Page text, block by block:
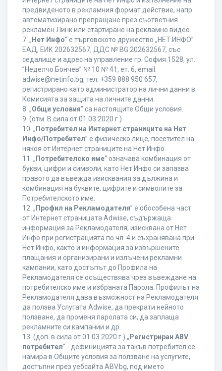
предвиденото в рекламния формат действие, напр.
автоматизирано препращане през съответния
рекламен Линк или стартиране на рекламно видео.
7. „ Нет Инфо” е търговското дружество „НЕТ ИНФО”
ЕАД, ЕИК 202632567, ДДС № BG 202632567, със
седалище и адрес на управление гр. София 1528, ул.
”Неделчо Бончев” № 10 № 41, ет. 6, еmail:
adwise@netinfo.bg, тел: +359 888 950 657,
регистрирано като администратор на лични данни в
Комисията за защита на личните данни.
8. „Общи условия” са настоящите Общи условия.
9. (отм. В сила от 01.03.2020 г.)
10. „ Потребител на Интернет страниците на Нет
Инфо/Потребител” е физическо лице, посетител на
някоя от Интернет страниците на Нет Инфо.
11. „ Потребителско име“ означава комбинация от
букви, цифри и символи, като Нет Инфо си запазва
правото да въвежда изисквания за дължина и
комбинация на буквите, цифрите и символите за
Потребителското име.
12. „ Профил на Рекламодателя” е обособена част
от Интернет страницата Adwise, съдържаща
информация за Рекламодателя, изисквана от Нет
Инфо при регистрацията по чл. 4 и съхранявана при
Нет Инфо, както и информация за извършените
плащания и организирани и излъчени рекламни
кампании, като достъпът до Профила на
Рекламодателя се осъществява чрез въвеждане на
потребителско име и избраната Парола. Профилът на
Рекламодателя дава възможност на Рекламодателя
да ползва Услугата Adwise, да прекрати нейното
ползване, да променя паролата си, да заплаща
рекламните си кампании и др.
13. (доп. в сила от 01.03.2020 г.) „ Регистриран ABV
потребител“ - дефиницията за такъв потребител се
намира в Общите условия за ползване на услугите,
достъпни през уебсайта ABV.bg, под името